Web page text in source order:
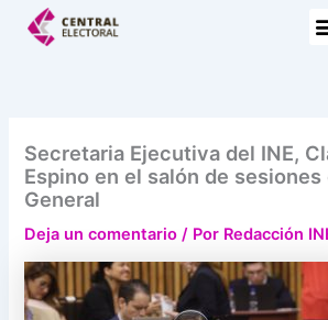
Secretaria Ejecutiva del INE,
Espino en el salón de
General
Deja un comentario / Por Redacción